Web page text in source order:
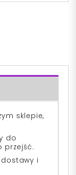
sklepie,
do
przejść.
i